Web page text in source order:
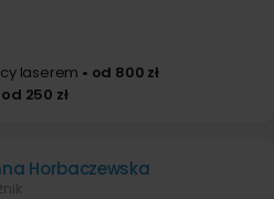
laserem • od 800 zł
od 250 zł
Horbaczewska